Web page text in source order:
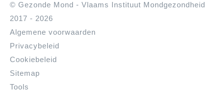
© Gezonde Mond - Vlaams Instituut Mondgezondheid
2017 - 2026
Algemene voorwaarden
Privacybeleid
Cookiebeleid
Sitemap
Tools